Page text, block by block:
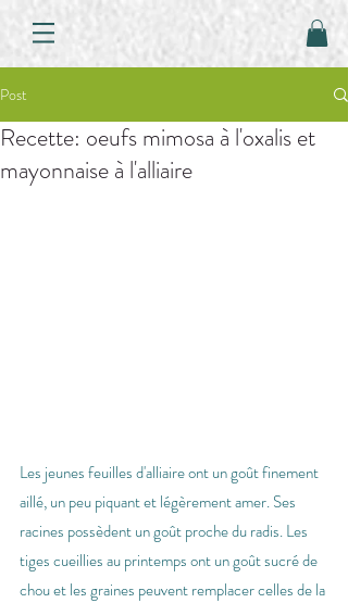
Post
Recette: oeufs mimosa à l'oxalis et
mayonnaise à l'alliaire
Les jeunes feuilles d'alliaire ont un goût finement
aillé, un peu piquant et légèrement amer. Ses
racines possèdent un goût proche du radis. Les
tiges cueillies au printemps ont un goût sucré de
chou et les graines peuvent remplacer celles de la